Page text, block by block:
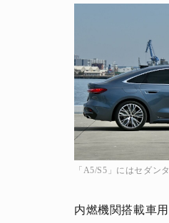
「A5/S5」にはセダン
内燃機関搭載車